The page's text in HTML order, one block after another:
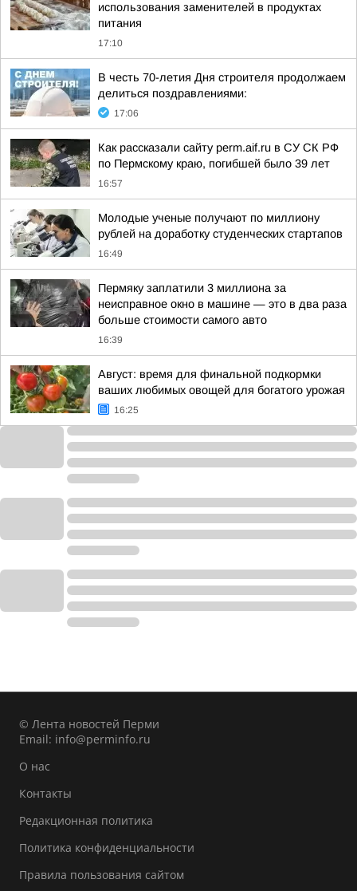
использования заменителей в продуктах
питания
17:10
В честь 70-летия Дня строителя продолжаем
делиться поздравлениями:
17:06
Как рассказали сайту perm.aif.ru в СУ СК РФ
по Пермскому краю, погибшей было 39 лет
16:57
Молодые ученые получают по миллиону
рублей на доработку студенческих стартапов
16:49
Пермяку заплатили 3 миллиона за
неисправное окно в машине — это в два раза
больше стоимости самого авто
16:39
Август: время для финальной подкормки
ваших любимых овощей для богатого урожая
16:25
© Лента новостей Перми
Email: info@perminfo.ru
О нас
Контакты
Редакционная политика
Политика конфиденциальности
Правила пользования сайтом